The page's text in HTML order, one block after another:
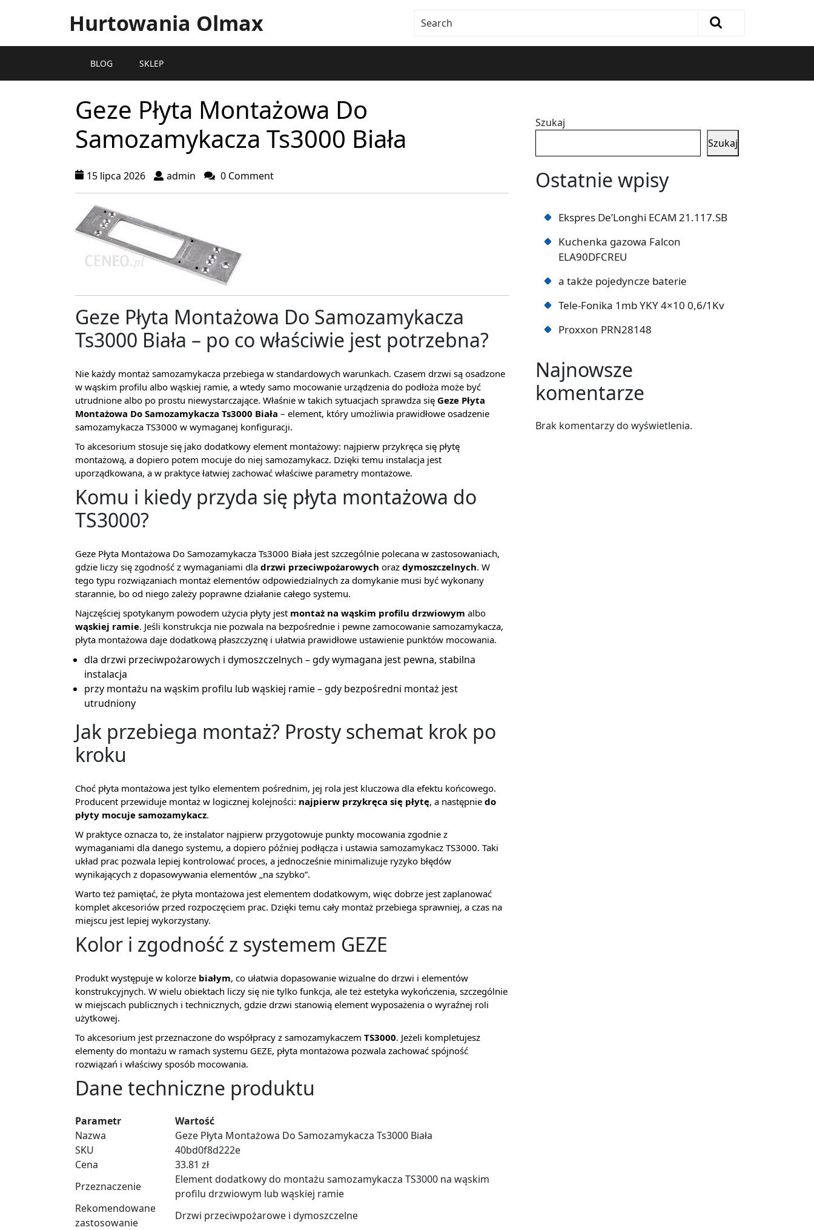
Hurtowania Olmax
BLOG SKLEP
Geze Płyta Montażowa Do
Samozamykacza Ts3000 Biała
15 lipca 2026 admin 0 Comment
Geze Płyta Montażowa Do Samozamykacza
Ts3000 Biała – po co właściwie jest potrzebna?
Nie każdy montaż samozamykacza przebiega w standardowych warunkach. Czasem drzwi są osadzone
w wąskim profilu albo wąskiej ramie, a wtedy samo mocowanie urządzenia do podłoża może być
utrudnione albo po prostu niewystarczające. Właśnie w takich sytuacjach sprawdza się Geze Płyta
Montażowa Do Samozamykacza Ts3000 Biała – element, który umożliwia prawidłowe osadzenie
samozamykacza TS3000 w wymaganej konfiguracji.
To akcesorium stosuje się jako dodatkowy element montażowy: najpierw przykręca się płytę
montażową, a dopiero potem mocuje do niej samozamykacz. Dzięki temu instalacja jest
uporządkowana, a w praktyce łatwiej zachować właściwe parametry montażowe.
Komu i kiedy przyda się płyta montażowa do
TS3000?
Geze Płyta Montażowa Do Samozamykacza Ts3000 Biała jest szczególnie polecana w zastosowaniach,
gdzie liczy się zgodność z wymaganiami dla drzwi przeciwpożarowych oraz dymoszczelnych. W
tego typu rozwiązaniach montaż elementów odpowiedzialnych za domykanie musi być wykonany
starannie, bo od niego zależy poprawne działanie całego systemu.
Najczęściej spotykanym powodem użycia płyty jest montaż na wąskim profilu drzwiowym albo
wąskiej ramie. Jeśli konstrukcja nie pozwala na bezpośrednie i pewne zamocowanie samozamykacza,
płyta montażowa daje dodatkową płaszczyznę i ułatwia prawidłowe ustawienie punktów mocowania.
dla drzwi przeciwpożarowych i dymoszczelnych – gdy wymagana jest pewna, stabilna
instalacja
przy montażu na wąskim profilu lub wąskiej ramie – gdy bezpośredni montaż jest
utrudniony
Jak przebiega montaż? Prosty schemat krok po
kroku
Choć płyta montażowa jest tylko elementem pośrednim, jej rola jest kluczowa dla efektu końcowego.
Producent przewiduje montaż w logicznej kolejności: najpierw przykręca się płytę, a następnie do
płyty mocuje samozamykacz.
W praktyce oznacza to, że instalator najpierw przygotowuje punkty mocowania zgodnie z
wymaganiami dla danego systemu, a dopiero później podłącza i ustawia samozamykacz TS3000. Taki
układ prac pozwala lepiej kontrolować proces, a jednocześnie minimalizuje ryzyko błędów
wynikających z dopasowywania elementów „na szybko”.
Warto też pamiętać, że płyta montażowa jest elementem dodatkowym, więc dobrze jest zaplanować
komplet akcesoriów przed rozpoczęciem prac. Dzięki temu cały montaż przebiega sprawniej, a czas na
miejscu jest lepiej wykorzystany.
Kolor i zgodność z systemem GEZE
Produkt występuje w kolorze białym, co ułatwia dopasowanie wizualne do drzwi i elementów
konstrukcyjnych. W wielu obiektach liczy się nie tylko funkcja, ale też estetyka wykończenia, szczególnie
w miejscach publicznych i technicznych, gdzie drzwi stanowią element wyposażenia o wyraźnej roli
użytkowej.
To akcesorium jest przeznaczone do współpracy z samozamykaczem TS3000. Jeżeli kompletujesz
elementy do montażu w ramach systemu GEZE, płyta montażowa pozwala zachować spójność
rozwiązań i właściwy sposób mocowania.
Dane techniczne produktu
Parametr
Wartość
Nazwa
Geze Płyta Montażowa Do Samozamykacza Ts3000 Biała
SKU
40bd0f8d222e
Cena
33.81 zł
Przeznaczenie
Element dodatkowy do montażu samozamykacza TS3000 na wąskim
profilu drzwiowym lub wąskiej ramie
Rekomendowane
zastosowanie
Drzwi przeciwpożarowe i dymoszczelne
Szukaj
Szukaj
Ostatnie wpisy
Ekspres De’Longhi ECAM 21.117.SB
Kuchenka gazowa Falcon
ELA90DFCREU
a także pojedyncze baterie
Tele-Fonika 1mb YKY 4×10 0,6/1Kv
Proxxon PRN28148
Najnowsze
komentarze
Brak komentarzy do wyświetlenia.